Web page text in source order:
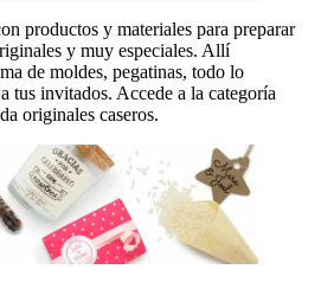
productos y materiales para preparar
y muy especiales. Allí
de moldes, pegatinas, todo lo
tus invitados. Accede a la categoría
originales caseros.